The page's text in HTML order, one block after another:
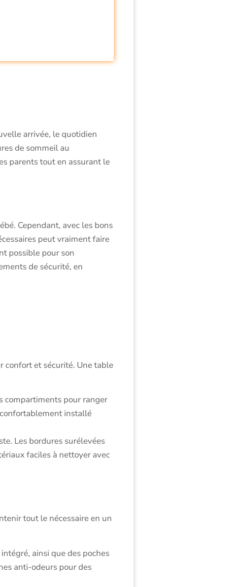
arrivée, le quotidien
de sommeil au
parents tout en assurant le
Cependant, avec les bons
peut vraiment faire
possible pour son
de sécurité, en
confort et sécurité. Une table
compartiments pour ranger
installé
Les bordures surélevées
faciles à nettoyer avec
tout le nécessaire en un
ainsi que des poches
anti-odeurs pour des